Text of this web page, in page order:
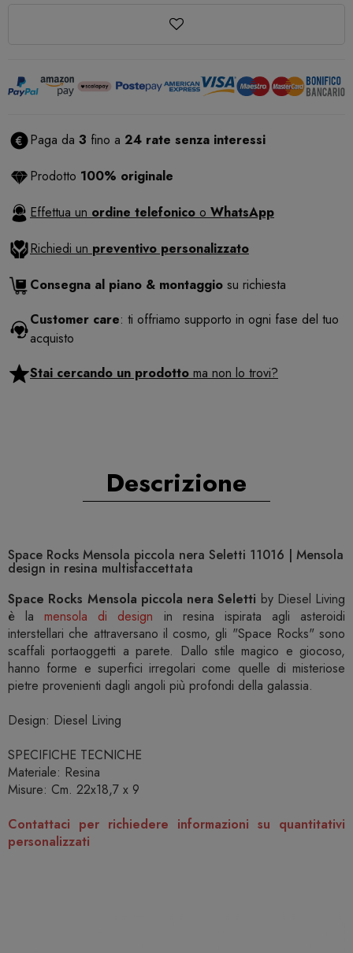
Paga da 3 fino a 24 rate senza interessi
Prodotto 100% originale
Effettua un ordine telefonico o WhatsApp
Richiedi un preventivo personalizzato
Consegna al piano & montaggio su richiesta
Customer care: ti offriamo supporto in ogni fase del tuo
acquisto
Stai cercando un prodotto ma non lo trovi?
Descrizione
Space Rocks Mensola piccola nera Seletti 11016 | Mensola
design in resina multisfaccettata
Space Rocks Mensola piccola nera Seletti by Diesel Living
è lamensola di design in resina ispirata agli asteroidi
interstellari che attraversano il cosmo, gli "Space Rocks" sono
scaffali portaoggetti a parete. Dallo stile magico e giocoso,
hanno forme e superfici irregolari come quelle di misteriose
pietre provenienti dagli angoli più profondi della galassia.
Design: Diesel Living
SPECIFICHE TECNICHE
Materiale: Resina
Misure: Cm. 22x18,7 x 9
Contattaci per richiedere informazioni su quantitativi
personalizzati